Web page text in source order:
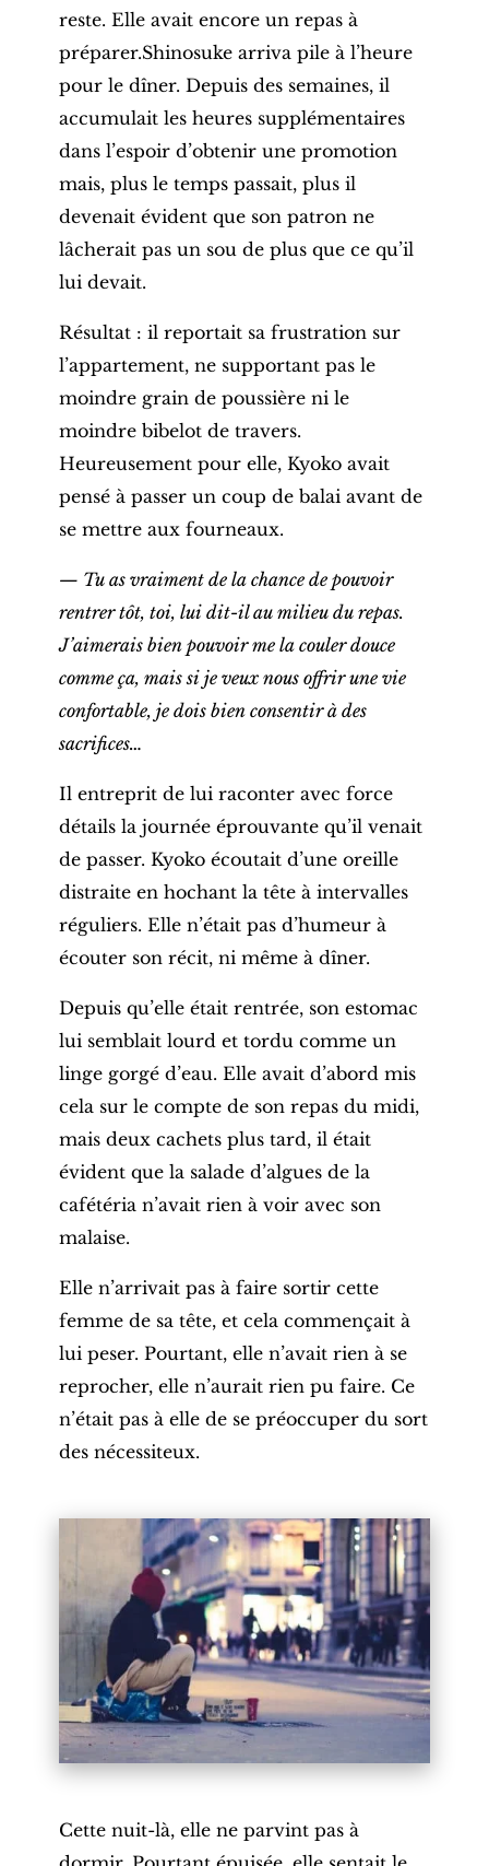
reste. Elle avait encore un repas à
préparer.Shinosuke arriva pile à l’heure
pour le dîner. Depuis des semaines, il
accumulait les heures supplémentaires
dans l’espoir d’obtenir une promotion
mais, plus le temps passait, plus il
devenait évident que son patron ne
lâcherait pas un sou de plus que ce qu’il
lui devait.
Résultat : il reportait sa frustration sur
l’appartement, ne supportant pas le
moindre grain de poussière ni le
moindre bibelot de travers.
Heureusement pour elle, Kyoko avait
pensé à passer un coup de balai avant de
se mettre aux fourneaux.
— Tu as vraiment de la chance de pouvoir
rentrer tôt, toi, lui dit-il au milieu du repas.
J’aimerais bien pouvoir me la couler douce
comme ça, mais si je veux nous offrir une vie
confortable, je dois bien consentir à des
sacrifices…
Il entreprit de lui raconter avec force
détails la journée éprouvante qu’il venait
de passer. Kyoko écoutait d’une oreille
distraite en hochant la tête à intervalles
réguliers. Elle n’était pas d’humeur à
écouter son récit, ni même à dîner.
Depuis qu’elle était rentrée, son estomac
lui semblait lourd et tordu comme un
linge gorgé d’eau. Elle avait d’abord mis
cela sur le compte de son repas du midi,
mais deux cachets plus tard, il était
évident que la salade d’algues de la
cafétéria n’avait rien à voir avec son
malaise.
Elle n’arrivait pas à faire sortir cette
femme de sa tête, et cela commençait à
lui peser. Pourtant, elle n’avait rien à se
reprocher, elle n’aurait rien pu faire. Ce
n’était pas à elle de se préoccuper du sort
des nécessiteux.
Cette nuit-là, elle ne parvint pas à